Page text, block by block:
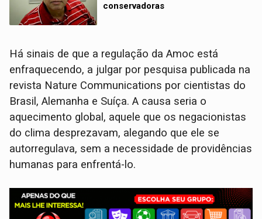
conservadoras
Há sinais de que a regulação da Amoc está
enfraquecendo, a julgar por pesquisa publicada na
revista Nature Communications por cientistas do
Brasil, Alemanha e Suíça. A causa seria o
aquecimento global, aquele que os negacionistas
do clima desprezavam, alegando que ele se
autorregulava, sem a necessidade de providências
humanas para enfrentá-lo.